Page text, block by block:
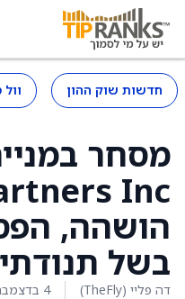
חדשות שוק ההון
Inc
הושהה,
בשל
דה פליי (TheFly) 4 בדצמבר 2025